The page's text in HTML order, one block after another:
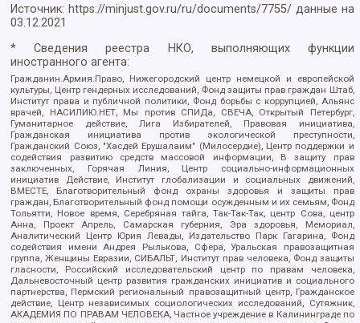
Источник: https://minjust.gov.ru/ru/documents/7755/ данные на
03.12.2021
* Сведения реестра НКО, выполняющих функции
иностранного агента:
Гражданин.Армия.Право, Нижегородский центр немецкой и европейской
культуры, Центр гендерных исследований, Фонд защиты прав граждан Штаб,
Институт права и публичной политики, Фонд борьбы с коррупцией, Альянс
врачей, НАСИЛИЮ.НЕТ, Мы против СПИДа, СВЕЧА, Открытый Петербург,
Гуманитарное действие, Лига Избирателей, Правовая инициатива,
Гражданская инициатива против экологической преступности,
Гражданский Союз, "Хасдей Ерушалаим" (Милосердие), Центр поддержки и
содействия развитию средств массовой информации, В защиту прав
заключенных, Горячая Линия, Центр социально-информационных
инициатив Действие, Институт глобализации и социальных движений,
ВМЕСТЕ, Благотворительный фонд охраны здоровья и защиты прав
граждан, Благотворительный фонд помощи осужденным и их семьям, Фонд
Тольятти, Новое время, Серебряная тайга, Так-Так-Так, центр Сова, центр
Анна, Проект Апрель, Самарская губерния, Эра здоровья, Мемориал,
Аналитический Центр Юрия Левады, Издательство Парк Гагарина, Фонд
содействия имени Андрея Рылькова, Сфера, Уральская правозащитная
группа, Женщины Евразии, СИБАЛЬТ, Институт прав человека, Фонд защиты
гласности, Российский исследовательский центр по правам человека,
Дальневосточный центр развития гражданских инициатив и социального
партнерства, Пермский региональный правозащитный центр, Гражданское
действие, Центр независимых социологических исследований, Сутяжник,
АКАДЕМИЯ ПО ПРАВАМ ЧЕЛОВЕКА, Частное учреждение в Калининграде по